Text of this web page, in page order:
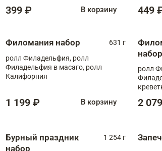
399 ₽ В корзину 449
Филомания набор
631 г
ролл Филадельфия, ролл
Филадельфия в масаго, ролл
Калифорния
1 199 ₽ В корзину
набор
ролл
2
Бурный праздник
набор
1 254 г